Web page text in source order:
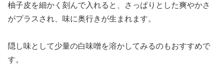
柚子皮を細かく刻んで入れると、さっぱりとした爽やかさ
がプラスされ、味に奥行きが生まれます。
隠し味として少量の白味噌を溶かしてみるのもおすすめで
す。